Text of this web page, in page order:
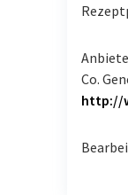
Co.
http://